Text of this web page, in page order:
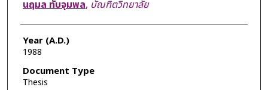
นฤมล ทับจุมพล, บัณฑิตวิทยาลัย
Year (A.D.)
1988
Document Type
Thesis